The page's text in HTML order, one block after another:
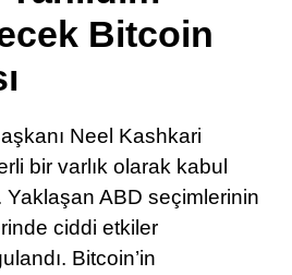
Bitcoin
Neel Kashkari
bir varlık olarak kabul
Yaklaşan ABD seçimlerinin
ciddi etkiler
Bitcoin’in